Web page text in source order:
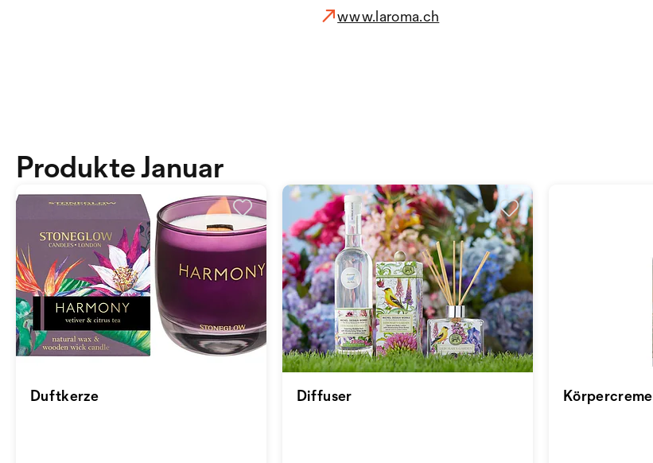
www.laroma.ch
Duftkerze Diffuser Körpercreme
Produkte Januar